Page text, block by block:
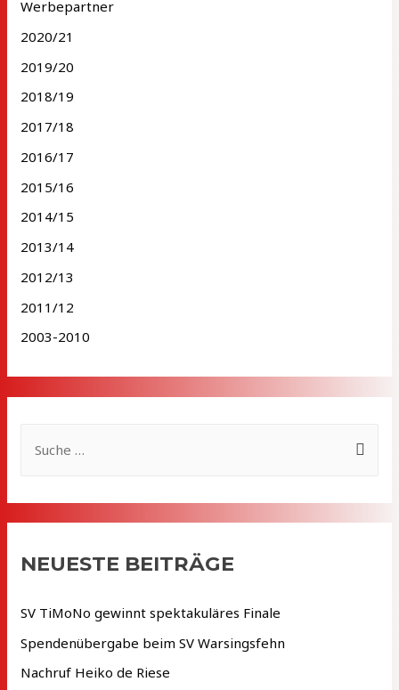
Werbepartner
2020/21
2019/20
2018/19
2017/18
2016/17
2015/16
2014/15
2013/14
2012/13
2011/12
2003-2010
n
a
c
h
NEUESTE BEITRÄGE
SV TiMoNo gewinnt spektakuläres Finale
Spendenübergabe beim SV Warsingsfehn
Nachruf Heiko de Riese